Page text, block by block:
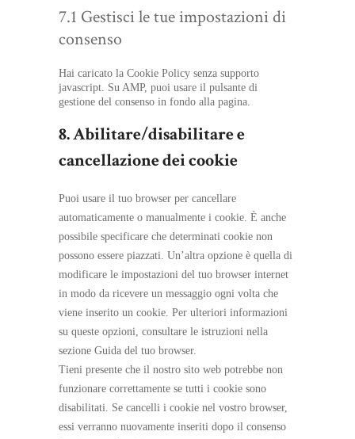
7.1 Gestisci le tue impostazioni di
consenso
Hai caricato la Cookie Policy senza supporto
javascript. Su AMP, puoi usare il pulsante di
gestione del consenso in fondo alla pagina.
8. Abilitare/disabilitare e
cancellazione dei cookie
Puoi usare il tuo browser per cancellare
automaticamente o manualmente i cookie. È anche
possibile specificare che determinati cookie non
possono essere piazzati. Un’altra opzione è quella di
modificare le impostazioni del tuo browser internet
in modo da ricevere un messaggio ogni volta che
viene inserito un cookie. Per ulteriori informazioni
su queste opzioni, consultare le istruzioni nella
sezione Guida del tuo browser.
Tieni presente che il nostro sito web potrebbe non
funzionare correttamente se tutti i cookie sono
disabilitati. Se cancelli i cookie nel vostro browser,
essi verranno nuovamente inseriti dopo il consenso